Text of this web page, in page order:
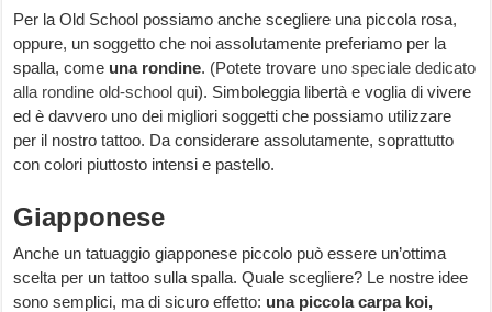
Per la Old School possiamo anche scegliere una piccola rosa,
oppure, un soggetto che noi assolutamente preferiamo per la
spalla, come una rondine. (Potete trovare uno speciale dedicato
alla rondine old-school qui). Simboleggia libertà e voglia di vivere
ed è davvero uno dei migliori soggetti che possiamo utilizzare
per il nostro tattoo. Da considerare assolutamente, soprattutto
con colori piuttosto intensi e pastello.
Giapponese
Anche un tatuaggio giapponese piccolo può essere un’ottima
scelta per un tattoo sulla spalla. Quale scegliere? Le nostre idee
sono semplici, ma di sicuro effetto: una piccola carpa koi,